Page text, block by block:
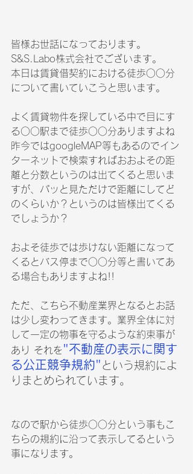
皆様お世話になっております。
S&S.Labo株式会社でございます。
本日は賃貸借契約における徒歩○○分
について書いていこうと思います。
よく賃貸物件を探している中で目にす
る○○駅まで徒歩○○分ありますよね
昨今ではgoogleMAP等もあるのでイン
ターネットで検索すればおおよその距
離と分数というのは出てくると思いま
すが、パッと見ただけで距離にしてど
のくらいか？というのは皆様出てくる
でしょうか？
およそ徒歩では歩けない距離になって
くるとバス停まで○○分等と書いてあ
る場合もありますよね!!
ただ、こちら不動産業界となるとお話
は少し変わってきます。業界全体に対
して一定の物事を守るような約束事が
あり それを"不動産の表示に関す
る公正競争規約" という規約によ
りまとめられています。
なので駅から徒歩○○分という事もこ
ちらの規約に沿って表示してるという
事になります。